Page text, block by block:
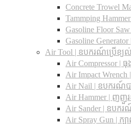
Concrete Trowel
Tammping
Gasoline Floor
Gasoline Generator
Air Tool | ឧបករណ៍ប្រើខ្យល់
Air Compressor |
Air Impact
Air Nail | ឧបករណ៍
Air Hammer | ញញួ
Air Sander | ឧបករ
Air Spray Gun | ក្ប